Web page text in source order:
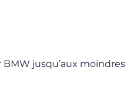
jusqu’aux moindres